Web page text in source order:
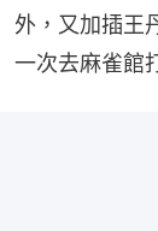
外，又加插王
一次去麻雀館